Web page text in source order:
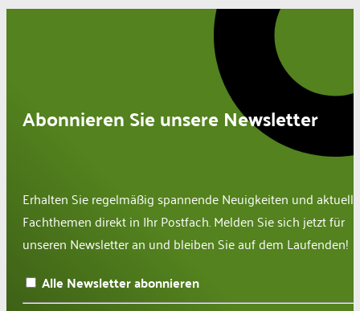
Abonnieren Sie unsere Newsletter
Erhalten Sie regelmäßig spannende Neuigkeiten und aktuelle
Fachthemen direkt in Ihr Postfach. Melden Sie sich jetzt für
unseren Newsletter an und bleiben Sie auf dem Laufenden!
Alle Newsletter abonnieren